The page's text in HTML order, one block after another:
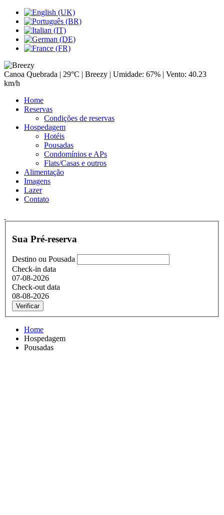
Canoa Quebrada | 29°C | Breezy | Umidade: 67% | Vento: 40.23
km/h
Home
Reservas
Condições de reservas
Hospedagem
Hotéis
Pousadas
Condomínios e APs
Flats/Casas e outros
Alimentação
Imagens
Lazer
Contato
Sua Pré-reserva
Destino ou Pousada
Check-in data
07-08-2026
Check-out data
08-08-2026
Verificar
Home
Hospedagem
Pousadas